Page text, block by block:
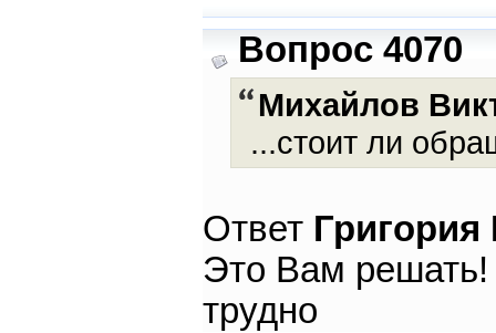
Вопрос 4070
Михайлов
...стоит ли
Ответ
Это Вам
трудно